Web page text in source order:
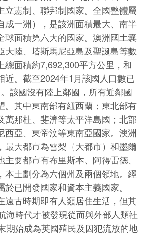
立憲制、聯邦制國家。全國整體屬
成一洲），是該洲面積最大、南半
球面積第六大的國家。澳洲國土囊
大陸、塔斯馬尼亞島及聖誕島等數
總面積約7,692,300平方公里，和
近。截至2024年1月該國人口數已
該國沒有陸上鄰國，所有近鄰國
。其中東南部有紐西蘭；東北部有
萬那杜、斐濟等太平洋島國；北部
西亞、東帝汶等東南亞國家。澳洲
最大都市為雪梨（大都市）和墨爾
要都市有布里斯本、阿得雷德、
本土劃分為六個州及兩個領地。經
已開發國家和資本主義國家。
遠古時期即有人類居住生活，但其
海時代才被發現從而與外部人類社
期始成為英國殖民及囚犯流放的地